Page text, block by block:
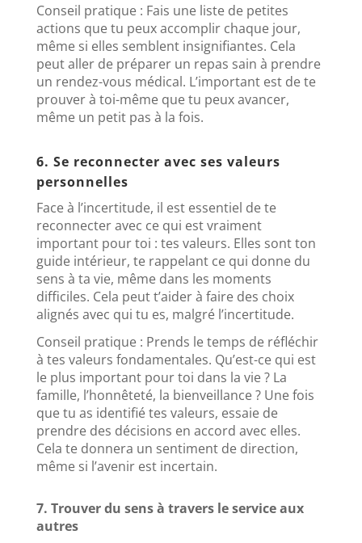
Conseil pratique : Fais une liste de petites
actions que tu peux accomplir chaque jour,
même si elles semblent insignifiantes. Cela
peut aller de préparer un repas sain à prendre
un rendez-vous médical. L’important est de te
prouver à toi-même que tu peux avancer,
même un petit pas à la fois.
6. Se reconnecter avec ses valeurs
personnelles
Face à l’incertitude, il est essentiel de te
reconnecter avec ce qui est vraiment
important pour toi : tes valeurs. Elles sont ton
guide intérieur, te rappelant ce qui donne du
sens à ta vie, même dans les moments
difficiles. Cela peut t’aider à faire des choix
alignés avec qui tu es, malgré l’incertitude.
Conseil pratique : Prends le temps de réfléchir
à tes valeurs fondamentales. Qu’est-ce qui est
le plus important pour toi dans la vie ? La
famille, l’honnêteté, la bienveillance ? Une fois
que tu as identifié tes valeurs, essaie de
prendre des décisions en accord avec elles.
Cela te donnera un sentiment de direction,
même si l’avenir est incertain.
7. Trouver du sens à travers le service aux
autres